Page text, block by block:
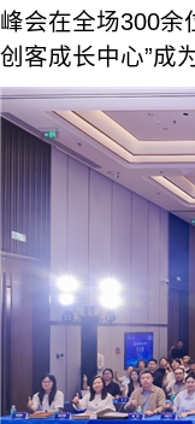
峰会在全场300余
创客成长中心”成